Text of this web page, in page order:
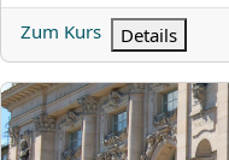
Zum Kurs
Details
JIM-Onlineaufgaben